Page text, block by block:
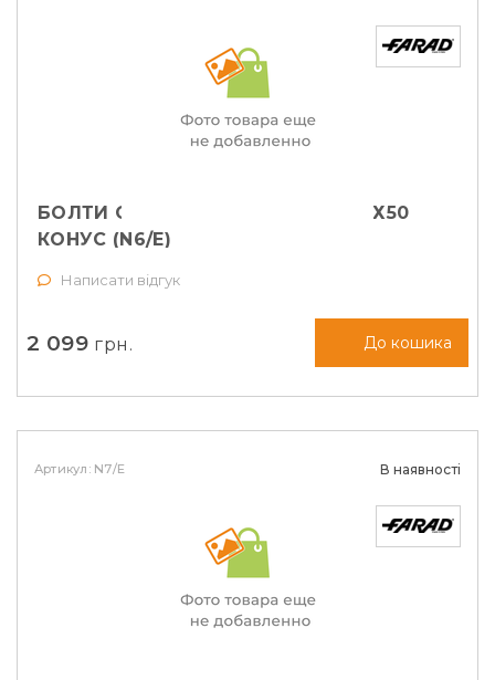
БОЛТИ СЕКРЕТНІ FARAD М14Х1,25Х50
КОНУС (N6/E)
Написати відгук
2 099 грн. До кошика
Артикул: N7/E В наявності